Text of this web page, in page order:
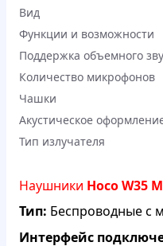
Вид
Функции и возможности
Поддержка объемного
Количество микрофонов
Чашки
Акустическое
Тип излучателя
Наушники Hoco W35
Тип: Беспроводные с
Интерфейс